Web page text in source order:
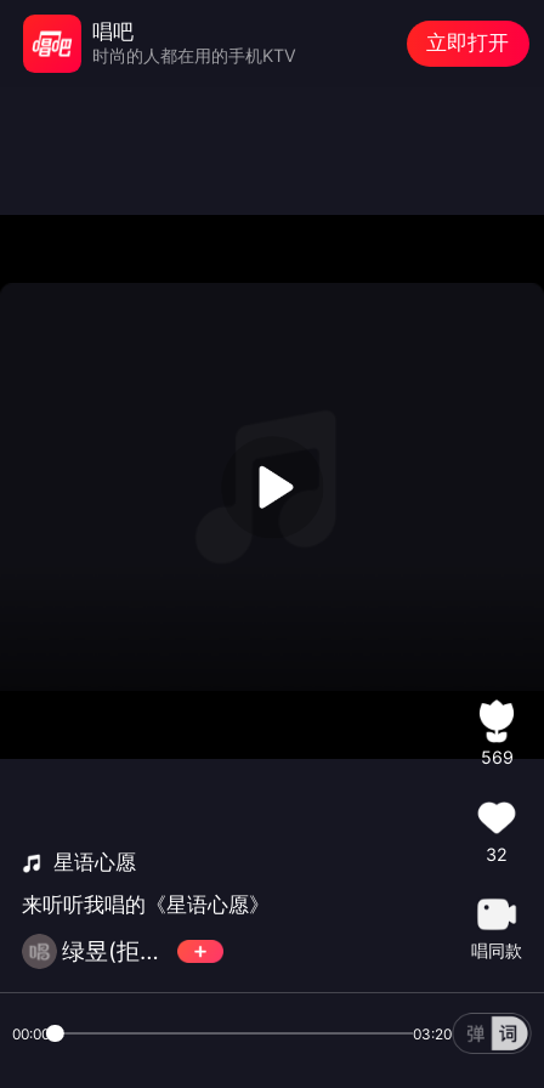
星语心愿
来听听我唱的《星语心愿》
绿昱(拒币拒币拒币)
569
32
唱同款
00:00 03:20
唱吧
时尚的人都在用的手机KTV
立即打开